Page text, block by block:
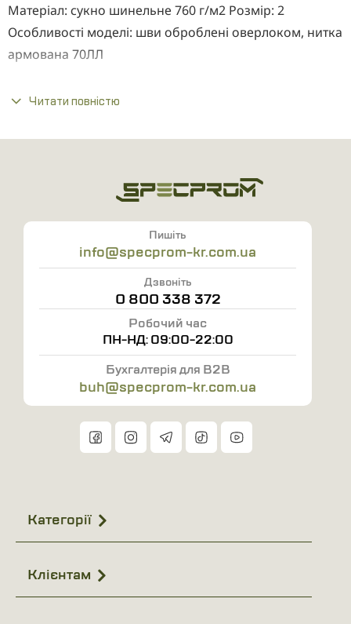
Матеріал: сукно шинельне 760 г/м2 Розмір: 2
Особливості моделі: шви оброблені оверлоком, нитка
армована 70ЛЛ
Читати повністю
Пишіть
info@specprom-kr.com.ua
Дзвоніть
0 800 338 372
Робочий час
ПН-НД: 09:00-22:00
Бухгалтерія для B2B
buh@specprom-kr.com.ua
Категорії
Клієнтам